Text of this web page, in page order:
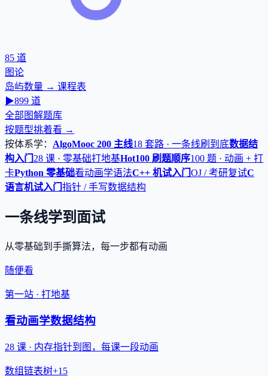
85 道
图论
岛屿数量 → 课程表
▶899 道
全部图解题库
按题型挑着看 →
按体系学： AlgoMooc 200 主线18 套路 · 一条线刷到底数据结
构入门 28 课 · 零基础打地基Hot100 刷题顺序100 题 · 动画 + 打
卡Python 零基础看动画学语法C++ 机试入门 OJ / 考研复试C
语言机试入门 指针 / 手写数据结构
一条线学到面试
从零基础到手撕算法，每一步都有动画
随便看
第一站 · 打地基
看动画学数据结构
28 课 · 内存指针到图，每课一段动画
数组链表树+15